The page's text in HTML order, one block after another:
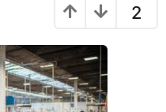
2